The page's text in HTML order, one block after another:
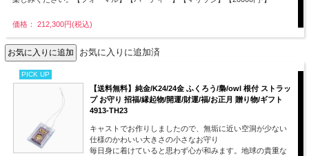
価格： 212,300円(税込)
お気に入りに追加済
PICK UP
【送料無料】純金/K24/24金 ふくろう/梟/owl 根付 ストラッ
プ お守り 招福/縁起物/開運/財運/福/お正月 贈り物/ギフト
4913-TH23
キャストでお作りしましたので、無垢に近い空洞が少ない
仕様のかわいい大きさの小さなお守り
毎日身に着けていると思わず心が和みます。地球の貴重な